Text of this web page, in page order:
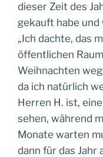
dieser Zeit des
gekauft habe und
„Ich dachte, das
öffentlichen
Weihnachten
da ich natürlich
Herren H. ist,
sehen, während
Monate warten
dann für das Jahr